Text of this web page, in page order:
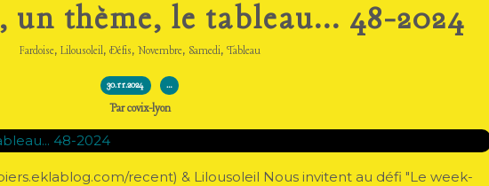
un thème, le tableau... 48-2024
Fardoise, Lilousoleil, Défis, Novembre, Samedi, Tableau
30.11.2024 …
Par covix-lyon
recent) & Lilousoleil Nous invitent au défi "Le week-